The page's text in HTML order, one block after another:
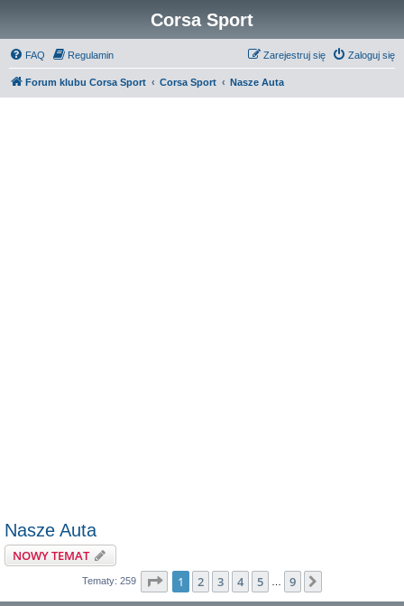
Corsa Sport
FAQ Regulamin Zaloguj się
Zarejestruj się
Forum klubu Corsa Sport Corsa Sport Nasze Auta
Nasze Auta
NOWY TEMAT
Tematy: 259 Strona z9
1 2 3 4 5 9